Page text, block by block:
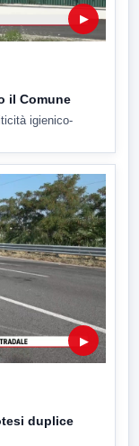
▶
il Comune
igienico-
▶
duplice